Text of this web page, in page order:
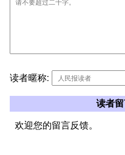
读者暱称:
读者
欢迎您的留言反馈。